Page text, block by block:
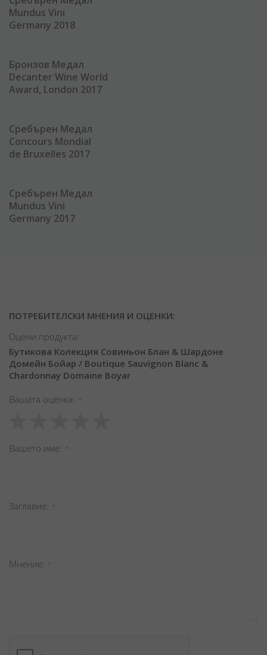
Mundus Vini
Germany 2018
Бронзов Медал
Decanter Wine World
Award, London 2017
Сребърен Медал
Concours Mondial
de Bruxelles 2017
Сребърен Медал
Mundus Vini
Germany 2017
ПОТРЕБИТЕЛСКИ МНЕНИЯ И ОЦЕНКИ:
Оцени продукта:
Бутикова Колекция Совиньон Блан & Шардоне
Домейн Бойар / Boutique Sauvignon Blanc &
Chardonnay Domaine Boyar
Вашата оценка
star
stars
stars
stars
stars
Вашето име
Заглавиe
Мнение